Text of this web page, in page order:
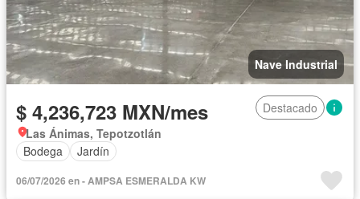
Nave Industrial
$ 4,236,723 MXN/mes
Destacado
Las Ánimas, Tepotzotlán
Bodega
Jardín
06/07/2026 en - AMPSA ESMERALDA KW